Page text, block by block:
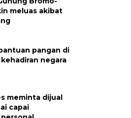
meluas akibat
pangan di
negara
meminta dijual
capai